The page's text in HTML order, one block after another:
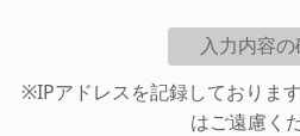
※IPアドレスを記録しておりま
はご遠慮く